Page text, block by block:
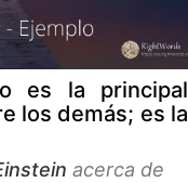
es la principal
los demás; es la
acerca de